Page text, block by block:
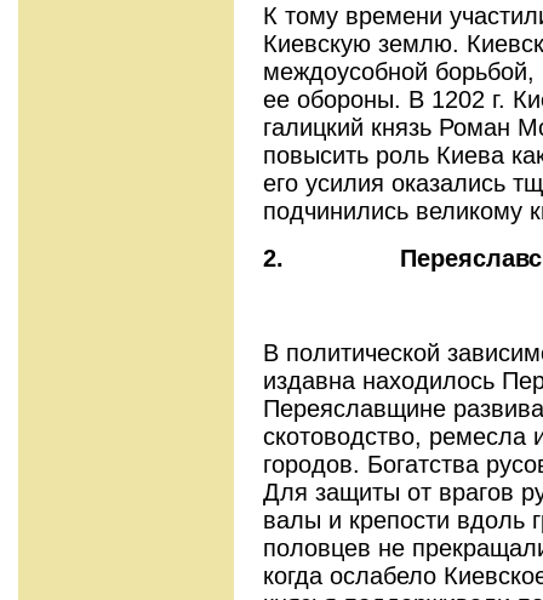
К тому времени
Киевскую землю.
междоусобной борьбой,
ее обороны. В 1202 г.
галицкий князь Роман
повысить роль Киева
его усилия оказались
подчинились великому
2.
В политической
издавна находилось
Переяславщине
скотоводство,
городов. Богатства
Для защиты от врагов
валы и крепости вдоль
половцев не
когда ослабело